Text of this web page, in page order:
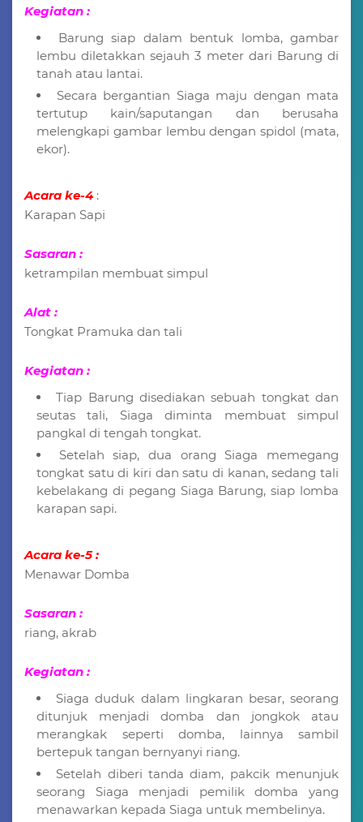
Kegiatan :
Barung siap dalam bentuk lomba, gambar
lembu diletakkan sejauh 3 meter dari Barung di
tanah atau lantai.
Secara bergantian Siaga maju dengan mata
tertutup kain/saputangan dan berusaha
melengkapi gambar lembu dengan spidol (mata,
ekor).
Acara ke-4:
Karapan Sapi
Sasaran :
ketrampilan membuat simpul
Alat :
Tongkat Pramuka dan tali
Kegiatan :
Tiap Barung disediakan sebuah tongkat dan
seutas tali, Siaga diminta membuat simpul
pangkal di tengah tongkat.
Setelah siap, dua orang Siaga memegang
tongkat satu di kiri dan satu di kanan, sedang tali
kebelakang di pegang Siaga Barung, siap lomba
karapan sapi.
Acara ke-5 :
Menawar Domba
Sasaran :
riang, akrab
Kegiatan :
Siaga duduk dalam lingkaran besar, seorang
ditunjuk menjadi domba dan jongkok atau
merangkak seperti domba, lainnya sambil
bertepuk tangan bernyanyi riang.
Setelah diberi tanda diam, pakcik menunjuk
seorang Siaga menjadi pemilik domba yang
menawarkan kepada Siaga untuk membelinya.